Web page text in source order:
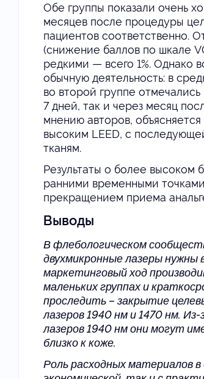
Обе группы показали очень
месяцев после процедуры
пациентов соответственно.
(снижение баллов по шкале
редкими — всего 1%. Однако
обычную деятельность: в
во второй группе
7 дней, так и через месяц
мнению авторов,
высоким LEED, с
тканям.
Результаты о более высоком
ранними временными
прекращением приема
Выводы
В флебологическом
двухмикронные лазеры нужны
маркетинговый ход
маленьких группах и
проследить – закрытие
лазеров 1940 нм и 1470 нм.
лазеров 1940 нм они могут
близко к коже.
Роль расходных материалов